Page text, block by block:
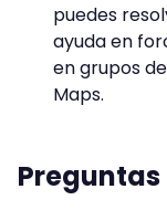
puedes
ayuda en
en grupos
Maps.